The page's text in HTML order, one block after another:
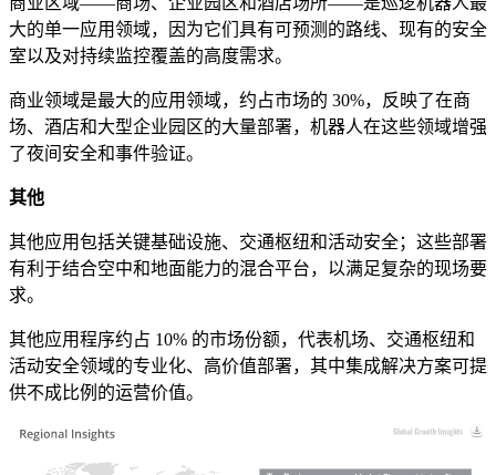
大的单一应用领域，因为它们具有可预测的路线、现有的安全
室以及对持续监控覆盖的高度需求。
商业领域是最大的应用领域，约占市场的 30%，反映了在商
场、酒店和大型企业园区的大量部署，机器人在这些领域增强
了夜间安全和事件验证。
其他
其他应用包括关键基础设施、交通枢纽和活动安全；这些部署
有利于结合空中和地面能力的混合平台，以满足复杂的现场要
求。
其他应用程序约占 10% 的市场份额，代表机场、交通枢纽和
活动安全领域的专业化、高价值部署，其中集成解决方案可提
供不成比例的运营价值。